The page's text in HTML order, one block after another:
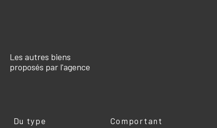
Les autres biens
proposés par l'agence
Du type Comportant